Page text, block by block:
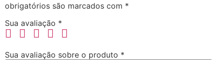
obrigatórios são marcados com *
Sua avaliação *
Sua avaliação sobre o produto *